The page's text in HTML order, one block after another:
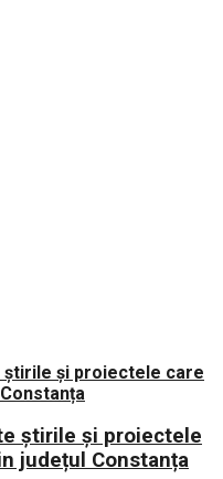
știrile și proiectele
județul Constanța